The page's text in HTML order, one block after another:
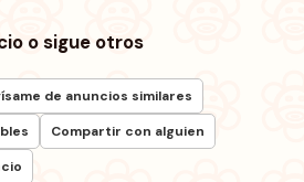
o sigue otros
de anuncios similares
Compartir con alguien